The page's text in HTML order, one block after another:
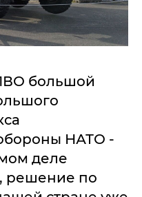
большой
НАТО -
деле
решение по